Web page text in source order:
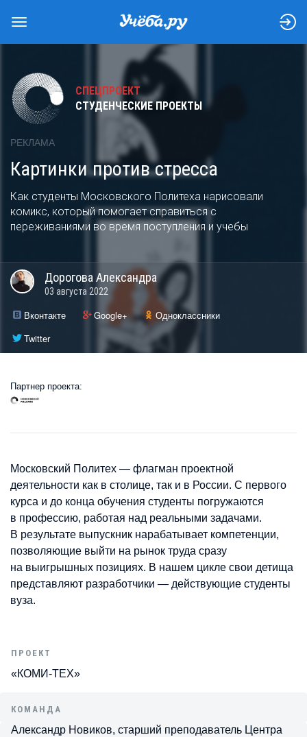
СПЕЦПРОЕКТ
СТУДЕНЧЕСКИЕ ПРОЕКТЫ
РЕКЛАМА
Картинки против стресса
Как студенты Московского Политеха нарисовали
комикс, который помогает справиться с
переживаниями во время поступления и учебы
Дорогова Александра
03 августа 2022
Вконтакте Google+
Одноклассники
Twitter
Партнер проекта:
Московский Политех — флагман проектной
деятельности как в столице, так и в России. С первого
курса и до конца обучения студенты погружаются
в профессию, работая над реальными задачами.
В результате выпускник нарабатывает компетенции,
позволяющие выйти на рынок труда сразу
на выигрышных позициях. В нашем цикле свои детища
представляют разработчики — действующие студенты
вуза.
ПРОЕКТ
«КОМИ-ТЕХ»
КОМАНДА
Александр Новиков, старший преподаватель Центра